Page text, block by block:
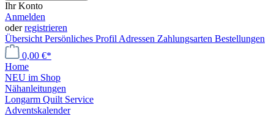
Ihr Konto
Anmelden
oderregistrieren
Übersicht Persönliches Profil Adressen Zahlungsarten Bestellungen
0,00 €*
Home
NEU im Shop
Nähanleitungen
Longarm Quilt Service
Adventskalender